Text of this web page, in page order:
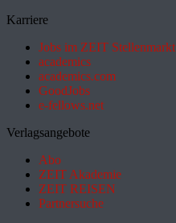
Karriere
Jobs im ZEIT Stellenmarkt
academics
academics.com
GoodJobs
e-fellows.net
Verlagsangebote
Abo
ZEIT Akademie
ZEIT REISEN
Partnersuche